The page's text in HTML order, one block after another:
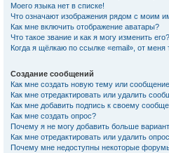
Моего языка нет в списке!
Что означают изображения рядом с моим
Как мне включить отображение аватары?
Что такое звание и как я могу изменить его?
Когда я щёлкаю по ссылке «email», от
Создание сообщений
Как мне создать новую тему или
Как мне отредактировать или удалить
Как мне добавить подпись к своему
Как мне создать опрос?
Почему я не могу добавить больше
Как мне отредактировать или удалить
Почему мне недоступны некоторые